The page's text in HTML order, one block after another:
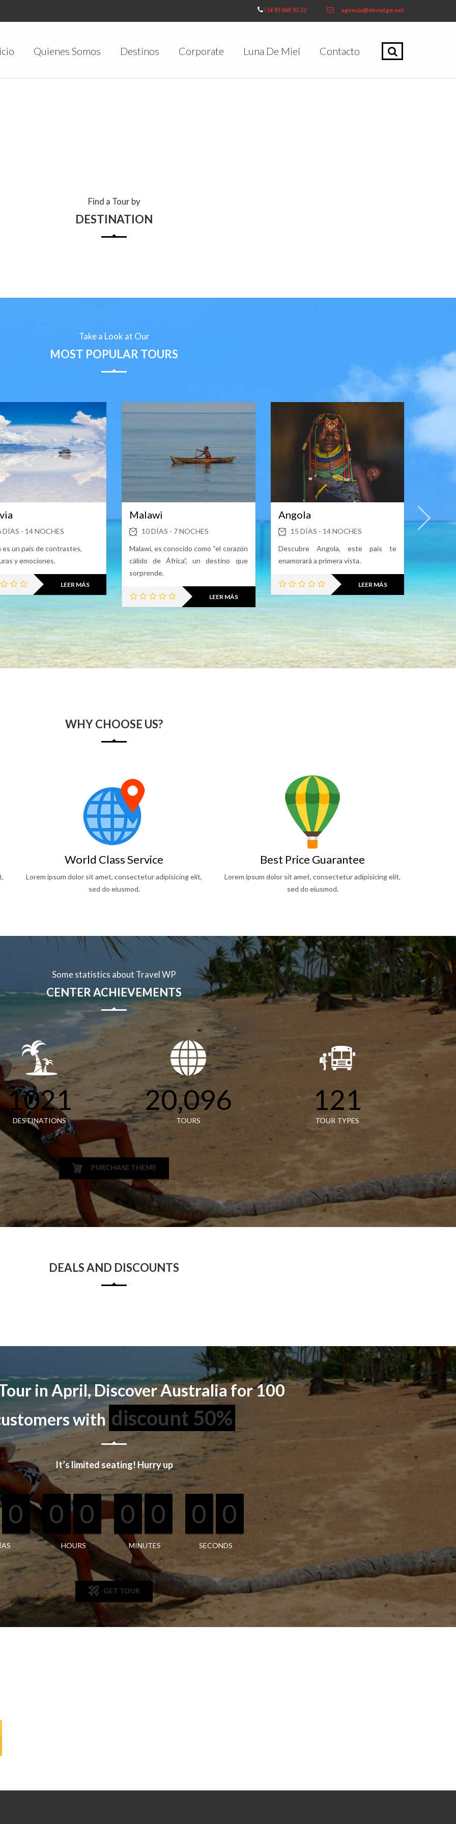
+34 93 668 95 22 agencia@deviatge.net
Quienes Somos Destinos Corporate Luna De Miel Contacto
Find a Tour by
DESTINATION
Take a Look at Our
MOST POPULAR TOURS
DÍAS - 14 NOCHES
es un país de contrastes,
y emociones.
LEER MÁS
Malawi
10 DÍAS - 7 NOCHES
Malawi, es conocido como “el corazón
cálido de África”, un destino que
sorprende.
LEER MÁS
Angola
15 DÍAS - 14 NOCHES
Descubre Angola, este país te
enamorará a primera vista.
LEER MÁS
WHY CHOOSE US?
World Class Service
Lorem ipsum dolor sit amet, consectetur adipisicing elit,
sed do eiusmod.
Best Price Guarantee
Lorem ipsum dolor sit amet, consectetur adipisicing elit,
sed do eiusmod.
Some statistics about Travel WP
CENTER ACHIEVEMENTS
1021
DESTINATIONS
20,096
TOURS
121
TOUR TYPES
PURCHASE THEME
DEALS AND DISCOUNTS
in April, Discover Australia for 100
with discount 50%
It’s limited seating! Hurry up
0
0
0 0
0 0
HOURS
0 0
0 0
MINUTES
0 0
0
SECONDS
GET TOUR